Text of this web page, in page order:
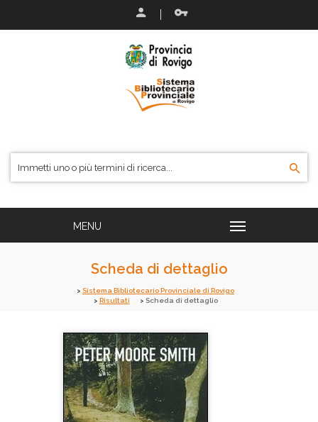
Scheda di dettaglio
Sistema Bibliotecario Provinciale di Rovigo
Risultati
Scheda di dettaglio